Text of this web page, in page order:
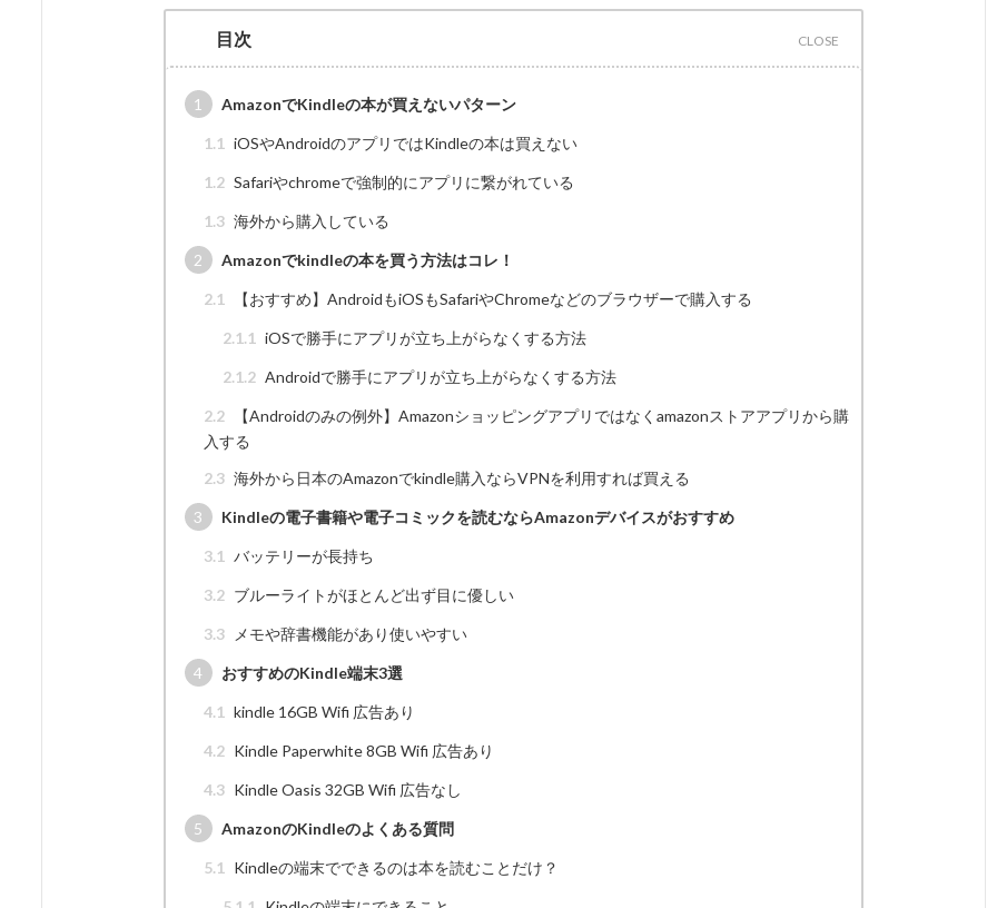
目次
1 AmazonでKindleの本が買えないパターン
1.1 iOSやAndroidのアプリではKindleの本は買えない
1.2 Safariやchromeで強制的にアプリに繋がれている
1.3 海外から購入している
2 Amazonでkindleの本を買う方法はコレ！
2.1 【おすすめ】AndroidもiOSもSafariやChromeなどのブラウザーで購入する
2.1.1 iOSで勝手にアプリが立ち上がらなくする方法
2.1.2 Androidで勝手にアプリが立ち上がらなくする方法
2.2
【Androidのみの例外】Amazonショッピングアプリではなくamazonストアアプリから購
入する
2.3 海外から日本のAmazonでkindle購入ならVPNを利用すれば買える
3 Kindleの電子書籍や電子コミックを読むならAmazonデバイスがおすすめ
3.1 バッテリーが長持ち
3.2 ブルーライトがほとんど出ず目に優しい
3.3 メモや辞書機能があり使いやすい
4 おすすめのKindle端末3選
4.1 kindle 16GB Wifi 広告あり
4.2 Kindle Paperwhite 8GB Wifi 広告あり
4.3 Kindle Oasis 32GB Wifi 広告なし
5 AmazonのKindleのよくある質問
5.1 Kindleの端末でできるのは本を読むことだけ？